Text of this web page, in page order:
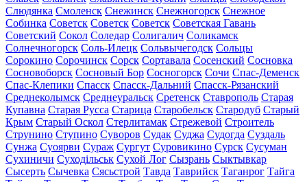
Слюдянка Смоленск Снежинск Снежногорск Снежное
Собинка Советск Советск Советск Советская Гавань
Советский Сокол Соледар Солигалич Соликамск
Солнечногорск Соль-Илецк Сольвычегодск Сольцы
Сорокино Сорочинск Сорск Сортавала Сосенский Сосновка
Сосновоборск Сосновый Бор Сосногорск Сочи Спас-Деменск
Спас-Клепики Спасск Спасск-Дальний Спасск-Рязанский
Среднеколымск Среднеуральск Сретенск Ставрополь Старая
Купавна Старая Русса Старица Старобельск Стародуб Старый
Крым Старый Оскол Стерлитамак Стрежевой Строитель
Струнино Ступино Суворов Судак Суджа Судогда Суздаль
Сунжа Суоярви Сураж Сургут Суровикино Сурск Сусуман
Сухиничи Суходільськ Сухой Лог Сызрань Сыктывкар
Сысерть Сычевка Сясьстрой Тавда Таврийск Таганрог Тайга